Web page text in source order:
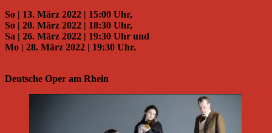
So | 13. März 2022 | 15:00 Uhr,
So | 20. März 2022 | 18:30 Uhr,
Sa | 26. März 2022 | 19:30 Uhr und
Mo | 28. März 2022 | 19:30 Uhr.
Deutsche Oper am Rhein